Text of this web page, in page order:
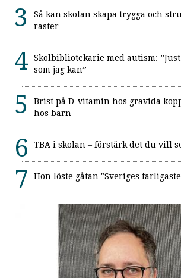
Så kan skolan skapa trygga och
raster
Skolbibliotekarie med autism:
som jag kan”
Brist på D-vitamin hos gravida
hos barn
TBA i skolan – förstärk det du vill
Hon löste gåtan "Sveriges